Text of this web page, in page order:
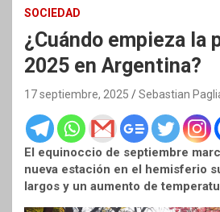
SOCIEDAD
¿Cuándo empieza la
2025 en Argentina?
17 septiembre, 2025 Sebastian
El equinoccio de septiembre
nueva estación en el hemisferio
largos y un aumento de